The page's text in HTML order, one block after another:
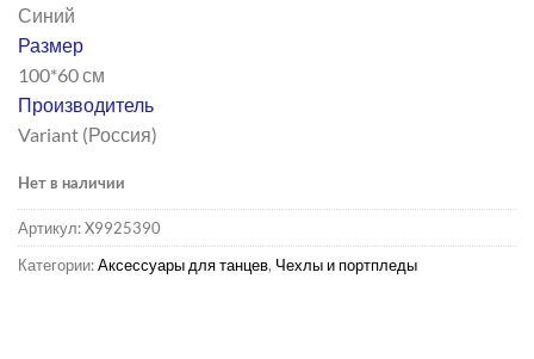
Синий
Размер
100*60 см
Производитель
Variant (Россия)
Нет в наличии
Артикул:X9925390
Категории:Аксессуары для танцев, Чехлы и портпледы